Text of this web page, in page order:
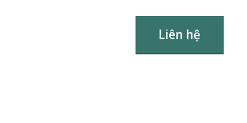
Liên hệ